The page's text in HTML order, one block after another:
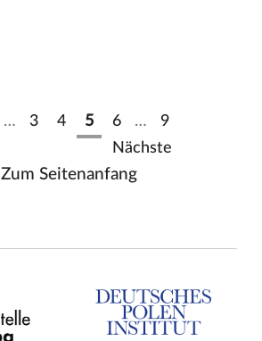
… 3 4 5 6 …
9
Nächste
Zum Seitenanfang